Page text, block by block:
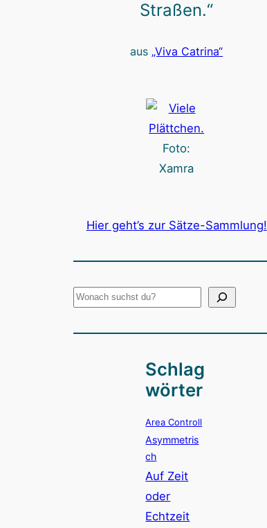
Straßen.“
aus „Viva Catrina“
Foto:
Xamra
Hier geht’s zur Sätze-Sammlung!
S
c
Schlag
wörter
Area Controll
Asymmetris
ch
Auf Zeit
oder
Echtzeit